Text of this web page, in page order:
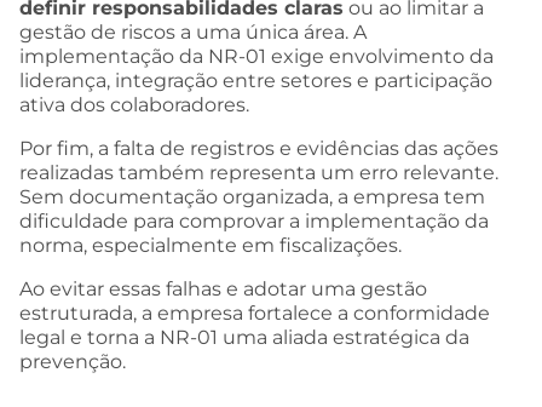
definir responsabilidades claras ou ao limitar a
gestão de riscos a uma única área. A
implementação da NR-01 exige envolvimento da
liderança, integração entre setores e participação
ativa dos colaboradores.
Por fim, a falta de registros e evidências das ações
realizadas também representa um erro relevante.
Sem documentação organizada, a empresa tem
dificuldade para comprovar a implementação da
norma, especialmente em fiscalizações.
Ao evitar essas falhas e adotar uma gestão
estruturada, a empresa fortalece a conformidade
legal e torna a NR-01 uma aliada estratégica da
prevenção.